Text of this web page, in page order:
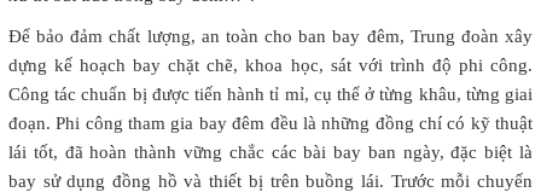
Để bảo đảm chất lượng, an toàn cho ban bay đêm, Trung đoàn xây
dựng kế hoạch bay chặt chẽ, khoa học, sát với trình độ phi công.
Công tác chuẩn bị được tiến hành tỉ mỉ, cụ thể ở từng khâu, từng giai
đoạn. Phi công tham gia bay đêm đều là những đồng chí có kỹ thuật
lái tốt, đã hoàn thành vững chắc các bài bay ban ngày, đặc biệt là
bay sử dụng đồng hồ và thiết bị trên buồng lái. Trước mỗi chuyến